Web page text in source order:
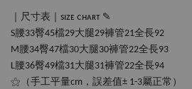
｜尺寸表｜sɪᴢᴇ ᴄʜᴀʀᴛ ✎
S腰33臀45檔29大腿29褲管21全長92
M腰34臀47檔30大腿30褲管22全長93
L腰36臀49檔31大腿31褲管22全長94
⚝（手工平量cm，誤差值± 1-3屬正常）